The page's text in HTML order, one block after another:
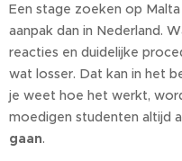
Een stage zoeken op
aanpak dan in Nederland.
reacties en duidelijke
wat losser. Dat kan in het
je weet hoe het werkt,
moedigen studenten altijd
gaan.